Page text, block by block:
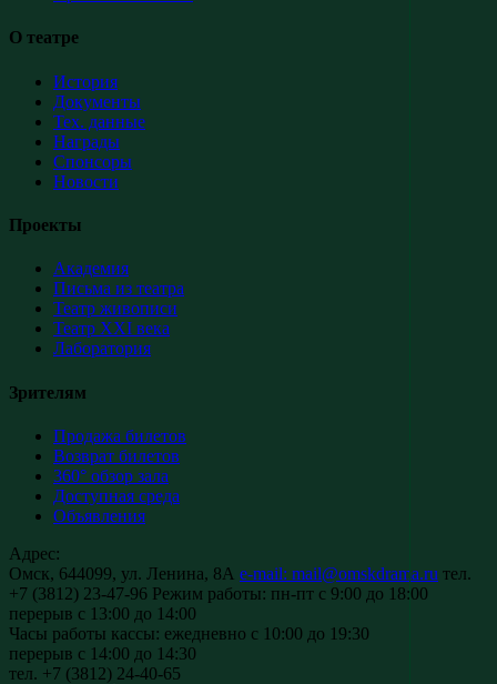
О театре
История
Документы
Тех. данные
Награды
Спонсоры
Новости
Проекты
Академия
Письма из театра
Театр живописи
Театр XXI века
Лаборатория
Зрителям
Продажа билетов
Возврат билетов
360° обзор зала
Доступная среда
Объявления
Адрес:
Омск, 644099, ул. Ленина, 8А e-mail: mail@omskdrama.ru тел.
+7 (3812) 23-47-96 Режим работы: пн-пт с 9:00 до 18:00
перерыв с 13:00 до 14:00
Часы работы кассы: ежедневно с 10:00 до 19:30
перерыв с 14:00 до 14:30
тел. +7 (3812) 24-40-65